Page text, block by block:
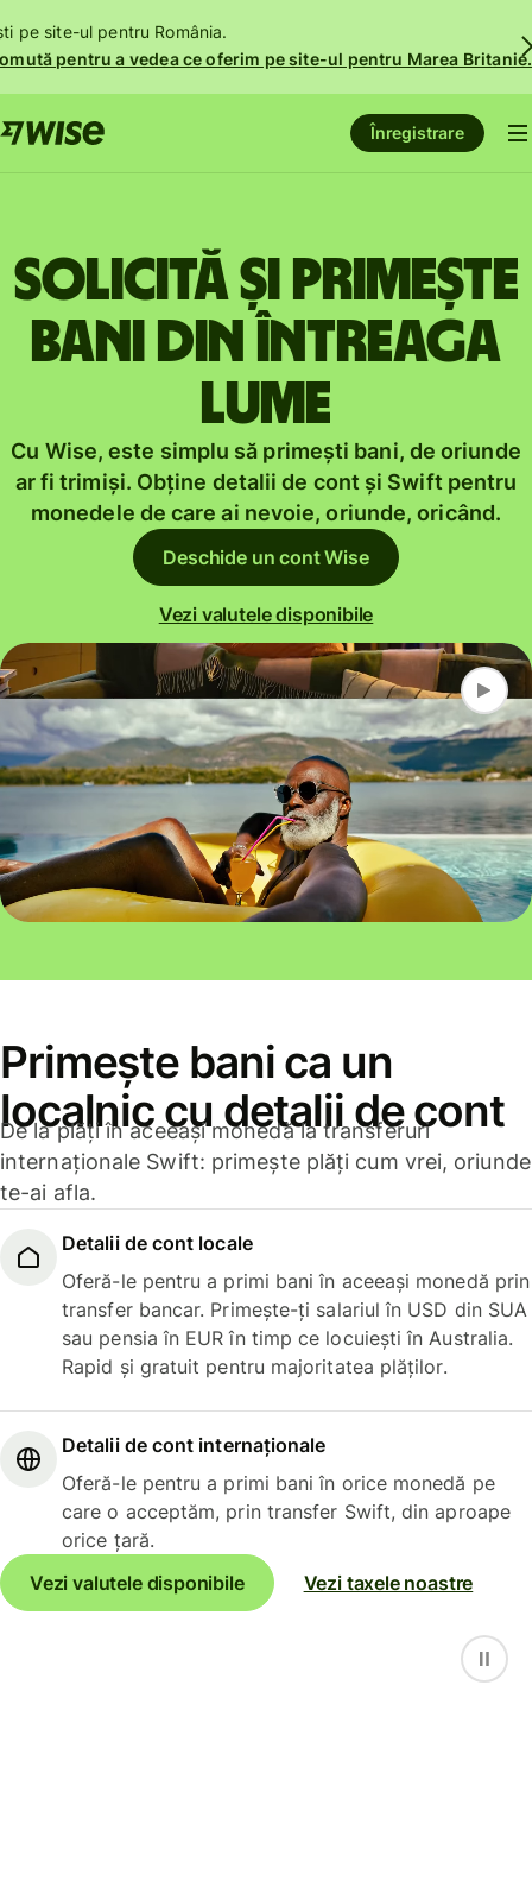
pe site-ul pentru România.
pentru a vedea ce oferim pe site-ul pentru Marea Britanie.
Înregistrare
Solicită și primește
bani din întreaga
lume
Cu Wise, este simplu să primești bani, de oriunde
ar fi trimiși. Obține detalii de cont și Swift pentru
monedele de care ai nevoie, oriunde, oricând.
Deschide un cont Wise
Vezi valutele disponibile
Primește bani ca un
localnic cu detalii de cont
De la plăți în aceeași monedă la transferuri
internaționale Swift: primește plăți cum vrei, oriunde
te-ai afla.
Detalii de cont locale
Oferă-le pentru a primi bani în aceeași monedă prin
transfer bancar. Primește-ți salariul în USD din SUA
sau pensia în EUR în timp ce locuiești în Australia.
Rapid și gratuit pentru majoritatea plăților.
Detalii de cont internaționale
Oferă-le pentru a primi bani în orice monedă pe
care o acceptăm, prin transfer Swift, din aproape
orice țară.
Vezi valutele disponibile
Vezi taxele noastre